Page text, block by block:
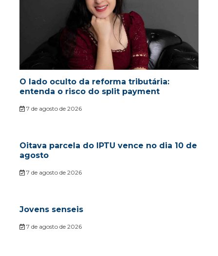
O lado oculto da reforma tributária:
entenda o risco do split payment
7 de agosto de 2026
Oitava parcela do IPTU vence no dia 10 de
agosto
7 de agosto de 2026
Jovens senseis
7 de agosto de 2026